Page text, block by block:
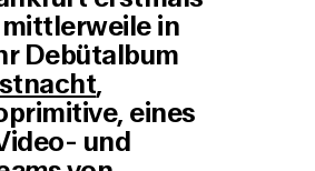
in
Debütalbum
,
eines
und